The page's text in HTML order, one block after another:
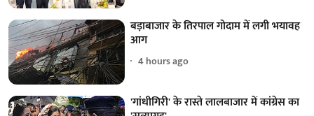
बड़ाबाजार के तिरपाल गोदाम में लगी भयावह
आग
4 hours ago
'गांधीगिरी' के रास्ते लालबाजार में कांग्रेस का